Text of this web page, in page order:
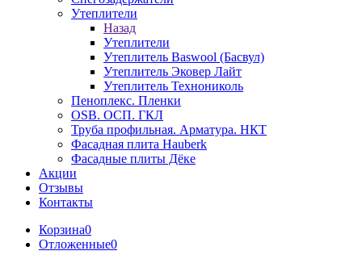
Утеплители
Назад
Утеплители
Утеплитель Baswool (Басвул)
Утеплитель Эковер Лайт
Утеплитель Технониколь
Пеноплекс. Пленки
OSB. ОСП. ГКЛ
Труба профильная. Арматура. НКТ
Фасадная плита Hauberk
Фасадные плиты Дёке
Акции
Отзывы
Контакты
Корзина0
Отложенные0